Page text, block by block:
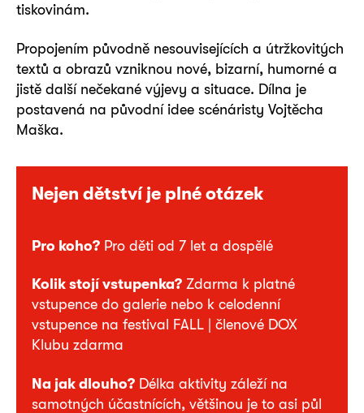
Nejen dětství je plné otázek
Pro koho? Pro děti od 7 let a dospělé
Kolik stojí vstupenka? Zdarma k platné
vstupence do galerie nebo k celodenní
vstupence na festival FALL | členové DOX
Klubu zdarma
Na jak dlouho? Délka aktivity záleží na
samotných účastnících, většinou je to asi půl
tiskovinám.
Propojením původně nesouvisejících a útržkovitých
textů a obrazů vzniknou nové, bizarní, humorné a
jistě další nečekané výjevy a situace. Dílna je
postavená na původní idee scénáristy Vojtěcha
Maška.